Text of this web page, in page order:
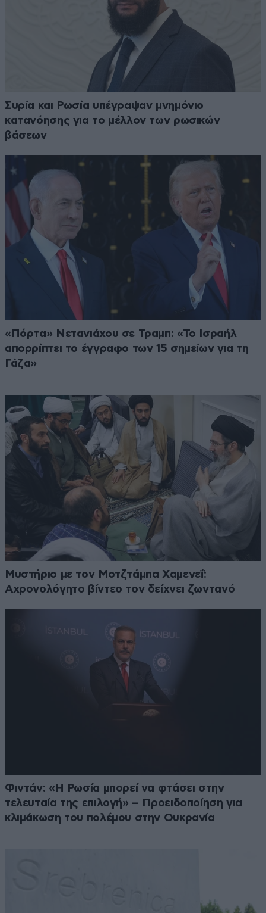
Συρία και Ρωσία υπέγραψαν μνημόνιο
κατανόησης για το μέλλον των ρωσικών
βάσεων
«Πόρτα» Νετανιάχου σε Τραμπ: «Το Ισραήλ
απορρίπτει το έγγραφο των 15 σημείων για τη
Γάζα»
Μυστήριο με τον Μοτζτάμπα Χαμενεΐ:
Αχρονολόγητο βίντεο τον δείχνει ζωντανό
Φιντάν: «Η Ρωσία μπορεί να φτάσει στην
τελευταία της επιλογή» – Προειδοποίηση για
κλιμάκωση του πολέμου στην Ουκρανία